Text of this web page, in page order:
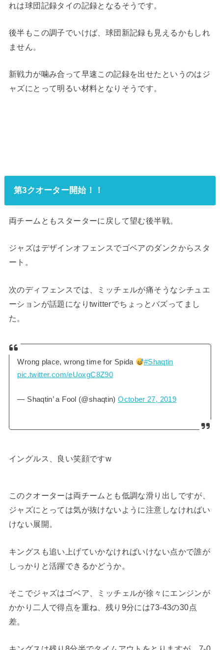
れは球団記録タイの記録となるそうです。
後半もこの調子でいけば、球団新記録も見えるかもしれ
ません。
新戦力が噛み合って早速この記録を出せたというのはジ
ャズにとって明るい材料となりそうです。
第3クオーター開始！！
両チームともスターターに戻して望む後半戦。
ジャズはデザインオフェンスでゴベアのダンクからスタ
ート。
次のディフェンスでは、ミッチェルが痛そうなシチュエ
ーションが話題になりtwitterでちょっとバズってまし
た。
Wrong place, wrong time for Spida
#Shaqtin
pic.twitter.com/eUoxgC8Z90
— Shaqtin’ a Fool (@shaqtin)October 27, 2019
イングルス、良い笑顔ですw
このクオーターは両チームとも低調な滑り出しですが、
ジャズにとっては気が抜けないように注意しなければい
けない展開。
キングスも追い上げていかなければいけない点かで誰が
しっかりと活躍できるかどうか。
そこでジャズはゴベア、ミッチェルが徐々にエンジンが
かかり二人で得点を重ね、残り9分には73-43の30点
差。